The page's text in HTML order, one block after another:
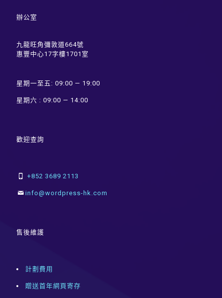
辦公室
九龍旺角彌敦道664號
惠豐中心17字樓1701室
星期一至五: 09:00 — 19:00
星期六 : 09:00 — 14:00
歡迎查詢
+852 3689 2113
info@wordpress-hk.com
售後維護
計劃費用
贈送首年網頁寄存